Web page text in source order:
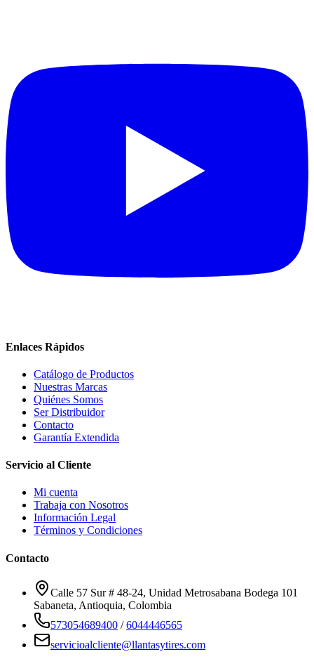
Enlaces Rápidos
Catálogo de Productos
Nuestras Marcas
Quiénes Somos
Ser Distribuidor
Contacto
Garantía Extendida
Servicio al Cliente
Mi cuenta
Trabaja con Nosotros
Información Legal
Términos y Condiciones
Contacto
Calle 57 Sur # 48-24, Unidad Metrosabana Bodega 101
Sabaneta, Antioquia, Colombia
573054689400 /6044446565
servicioalcliente@llantasytires.com